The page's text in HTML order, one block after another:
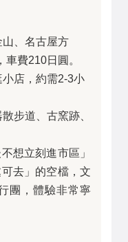
、名古屋方
費210日圓。
店，約需2-3小
步道、古窯跡、
想立刻進市區」
去」的空檔，文
團，體驗非常寧